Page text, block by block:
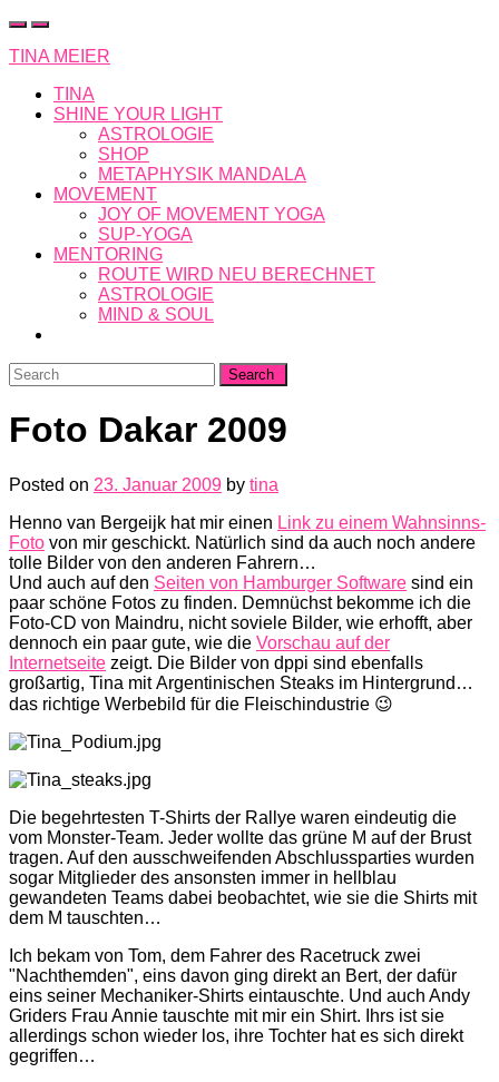
Skip
content
TINA MEIER
TINA
SHINE YOUR LIGHT
ASTROLOGIE
SHOP
METAPHYSIK MANDALA
MOVEMENT
JOY OF MOVEMENT YOGA
SUP-YOGA
MENTORING
ROUTE WIRD NEU BERECHNET
ASTROLOGIE
MIND & SOUL
Search
for:
Foto Dakar 2009
Posted on 23. Januar 2009 by tina
Henno van Bergeijk hat mir einen Link zu einem Wahnsinns-
Foto von mir geschickt. Natürlich sind da auch noch andere
tolle Bilder von den anderen Fahrern…
Und auch auf den Seiten von Hamburger Software sind ein
paar schöne Fotos zu finden. Demnüchst bekomme ich die
Foto-CD von Maindru, nicht soviele Bilder, wie erhofft, aber
dennoch ein paar gute, wie die Vorschau auf der
Internetseite zeigt. Die Bilder von dppi sind ebenfalls
großartig, Tina mit Argentinischen Steaks im Hintergrund…
das richtige Werbebild für die Fleischindustrie 😉
Die begehrtesten T-Shirts der Rallye waren eindeutig die
vom Monster-Team. Jeder wollte das grüne M auf der Brust
tragen. Auf den ausschweifenden Abschlussparties wurden
sogar Mitglieder des ansonsten immer in hellblau
gewandeten Teams dabei beobachtet, wie sie die Shirts mit
dem M tauschten…
Ich bekam von Tom, dem Fahrer des Racetruck zwei
"Nachthemden", eins davon ging direkt an Bert, der dafür
eins seiner Mechaniker-Shirts eintauschte. Und auch Andy
Griders Frau Annie tauschte mit mir ein Shirt. Ihrs ist sie
allerdings schon wieder los, ihre Tochter hat es sich direkt
gegriffen…